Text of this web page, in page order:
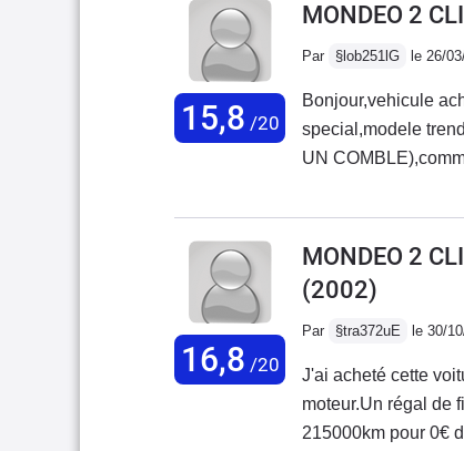
15,8 /20
MONDEO 2
Par §lob251lG le 26/
Bonjour,vehicule
special,modele
UN
163000 KM(pas de
C'EST TOUT.Elle a
bruit moteur(decrié
l'habitacle,se fait
place aux jambes
contents).Pour les
voiture.Tient la
16,8 /20
MONDEO 2
(2002)
Par §tra372uE le 30/
J'ai acheté cette
moteur.Un régal de
215000km pour 0€